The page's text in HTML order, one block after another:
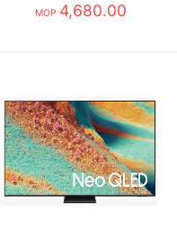
QA43Q7FAAJXZK
MOP 4,680.00